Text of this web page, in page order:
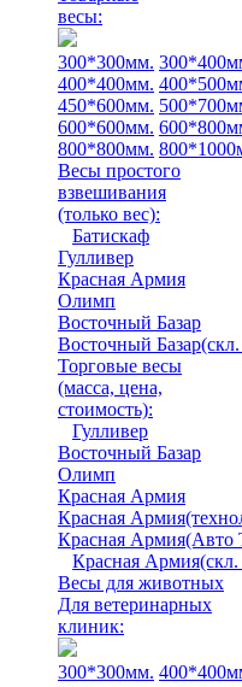
весы:
300*300мм.
400*400мм.
450*600мм.
600*600мм.
800*800мм.
Весы простого
взвешивания
(только вес):
Батискаф
Гулливер
Красная Армия
Олимп
Восточный Базар
Восточный Базар(скл.
Торговые весы
(масса, цена,
стоимость):
Гулливер
Восточный Базар
Олимп
Красная Армия
Красная
Красная Армия(Авто
Красная Армия(скл.
Весы для животных
Для ветеринарных
клиник:
300*300мм.